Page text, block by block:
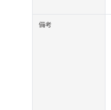
備考